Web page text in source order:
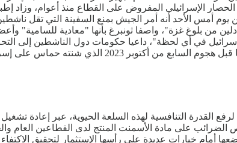
الإسرائيلي المفروض على القطاع منذ أعوام، وزاد
من يوم أمس الأحد أنه أمر الجيش بمنع السفينة التي تقل
بلوغ غزة"، واصفا ثونبرغ بأنها "معادية للسامية"
في أي لحظة"، داعيا حكومات دول الناشطين إلى
على إسرائيل وأشعل فتيل الحرب في القطاع.
التنافسية لهذه السلعة الحيوية، عبر إعادة
الضرائب على مادة الأسمنت المنتج لدى القطاعين
أمام خيارات عديدة على رأسها الإستثمار لتحقيق